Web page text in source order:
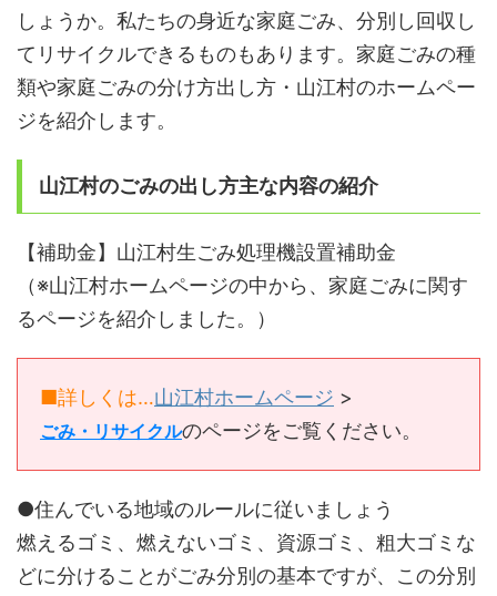
しょうか。私たちの身近な家庭ごみ、分別し回収し
てリサイクルできるものもあります。家庭ごみの種
類や家庭ごみの分け方出し方・山江村のホームペー
ジを紹介します。
山江村のごみの出し方主な内容の紹介
【補助金】山江村生ごみ処理機設置補助金
（※山江村ホームページの中から、家庭ごみに関す
るページを紹介しました。）
■詳しくは…山江村ホームページ >
ごみ・リサイクルのページをご覧ください。
●住んでいる地域のルールに従いましょう
燃えるゴミ、燃えないゴミ、資源ゴミ、粗大ゴミな
どに分けることがごみ分別の基本ですが、この分別